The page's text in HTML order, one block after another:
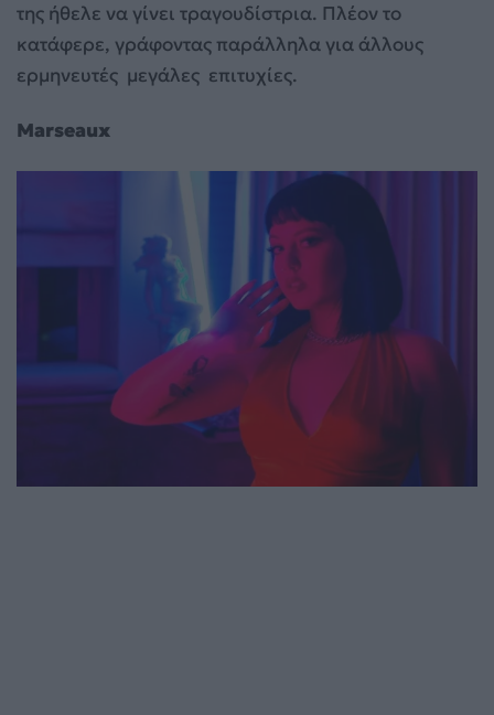
της ήθελε να γίνει τραγουδίστρια. Πλέον το
κατάφερε, γράφοντας παράλληλα για άλλους
ερμηνευτές μεγάλες επιτυχίες.
Marseaux